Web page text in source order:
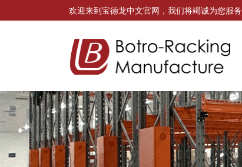
欢迎来到宝德龙中文官网，我们将竭诚为您服务